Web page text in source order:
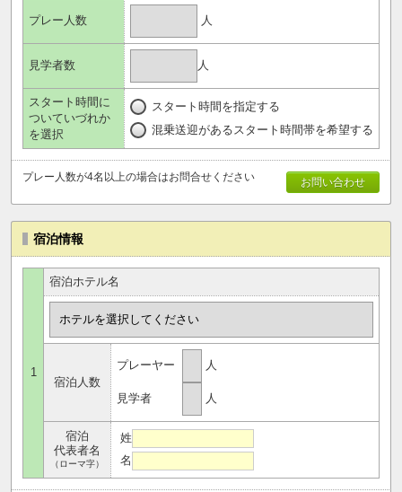
プレー人数 人
見学者数 人
スタート時間に
ついていづれか
を選択
スタート時間を指定する
混乗送迎があるスタート時間帯を希望する
お問い合わせ
プレー人数が4名以上の場合はお問合せください
宿泊情報
1
宿泊ホテル名
宿泊人数
プレーヤー 人
見学者 人
宿泊
代表者名
（ローマ字）
姓
名